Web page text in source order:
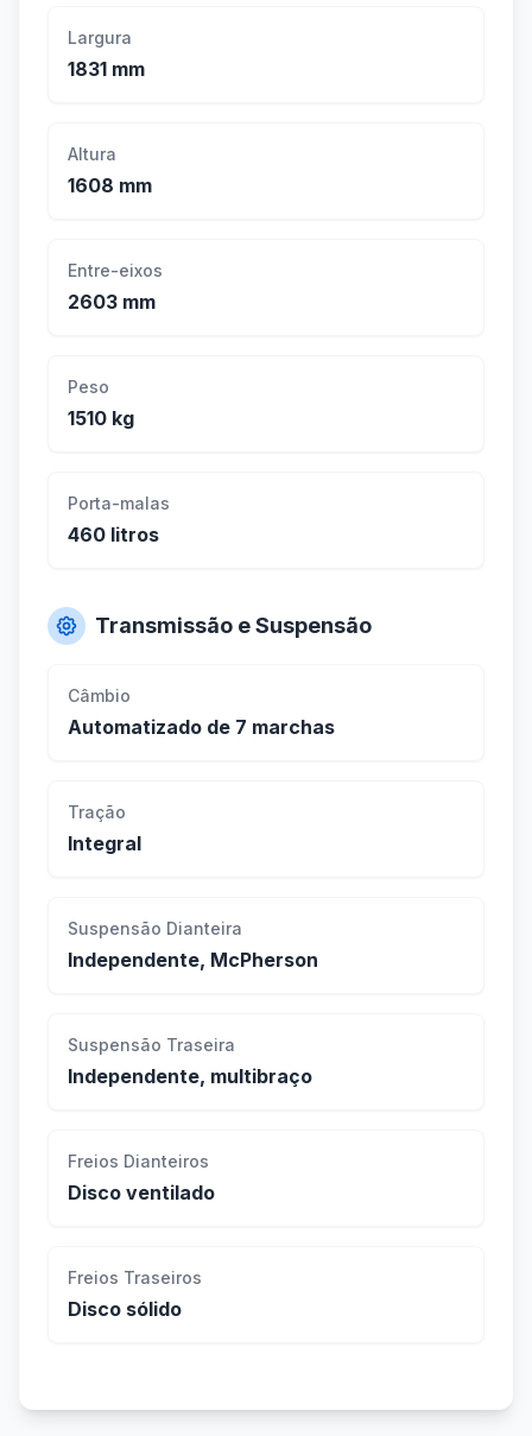
Largura
1831 mm
Altura
1608 mm
Entre-eixos
2603 mm
Peso
1510 kg
Porta-malas
460 litros
Transmissão e Suspensão
Câmbio
Automatizado de 7 marchas
Tração
Integral
Suspensão Dianteira
Independente, McPherson
Suspensão Traseira
Independente, multibraço
Freios Dianteiros
Disco ventilado
Freios Traseiros
Disco sólido